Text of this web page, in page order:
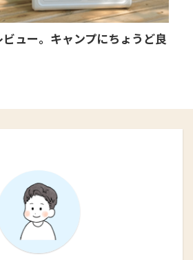
ュー。キャンプにちょうど良